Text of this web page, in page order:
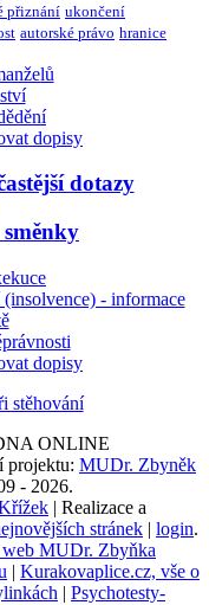
přiznání ukončení
autorské právo hranice
ONLINE
projektu: MUDr. Zbyněk
- 2026.
| Realizace a
stránek | login.
MUDr. Zbyňka
| Kurakovaplice.cz, vše o
| Psychotesty-